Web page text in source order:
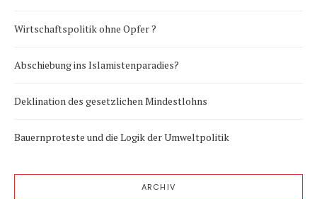
Wirtschaftspolitik ohne Opfer ?
Abschiebung ins Islamistenparadies?
Deklination des gesetzlichen Mindestlohns
Bauernproteste und die Logik der Umweltpolitik
ARCHIV